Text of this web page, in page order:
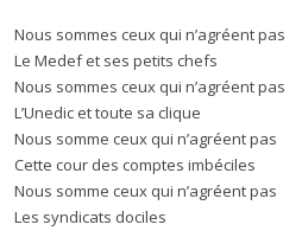
Nous sommes ceux qui n’agréent pas
Le Medef et ses petits chefs
Nous sommes ceux qui n’agréent pas
L’Unedic et toute sa clique
Nous somme ceux qui n’agréent pas
Cette cour des comptes imbéciles
Nous somme ceux qui n’agréent pas
Les syndicats dociles